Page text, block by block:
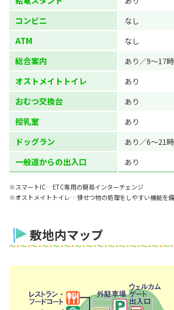
コンビニ なし
ATM なし
総合案内 あり／9～17
オストメイトトイレ あり
おむつ交換台 あり
授乳室 あり
ドッグラン あり／6～21時
一般道からの出入口 あり
※スマートIC…ETC専用の簡易インターチェンジ
※オストメイトトイレ…排せつ物の処理をしやすい機能を
敷地内マップ